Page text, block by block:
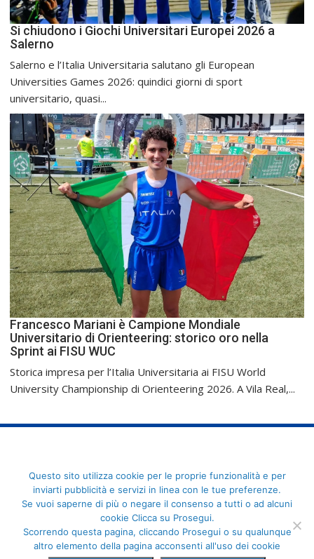
Si chiudono i Giochi Universitari Europei 2026 a
Salerno
Salerno e l’Italia Universitaria salutano gli European
Universities Games 2026: quindici giorni di sport
universitario, quasi...
Francesco Mariani è Campione Mondiale
Universitario di Orienteering: storico oro nella
Sprint ai FISU WUC
Storica impresa per l’Italia Universitaria ai FISU World
University Championship di Orienteering 2026. A Vila Real,...
FederCUSI: Federazione Italiana dello Sport Universitario - Via
Angelo Brofferio, 7 - 00195 Roma - C.F. 80109270589
Questo sito utilizza cookie per le proprie funzionalità e per
inviarti pubblicità e servizi in linea con le tue preferenze.
Se vuoi saperne di più o negare il consenso a tutti o ad alcuni
cookie Clicca su Prosegui.
Scorrendo questa pagina, cliccando Prosegui o su qualunque
altro elemento della pagina acconsenti all'uso dei cookie